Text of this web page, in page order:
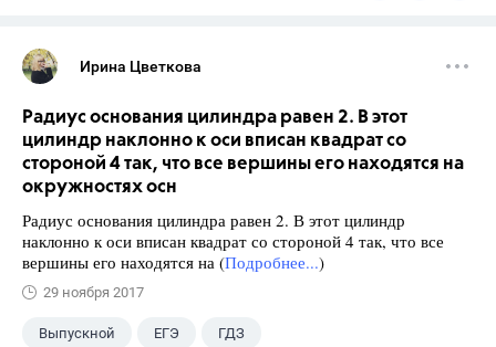
Ирина Цветкова
Радиус основания цилиндра равен 2. В этот
цилиндр наклонно к оси вписан квадрат со
стороной 4 так, что все вершины его находятся на
окружностях осн
Радиус основания цилиндра равен 2. В этот цилиндр
наклонно к оси вписан квадрат со стороной 4 так, что все
вершины его находятся на (Подробнее...)
29 ноября 2017
Выпускной ЕГЭ ГДЗ